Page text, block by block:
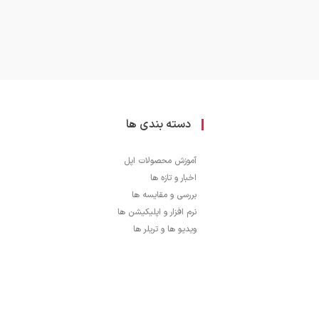
دسته بندی ها
آموزش محصولات اپل
اخبار و تازه ها
بررسی و مقایسه ها
نرم افزار و اپلیکیشن ها
ویدیو ها و تریلر ها